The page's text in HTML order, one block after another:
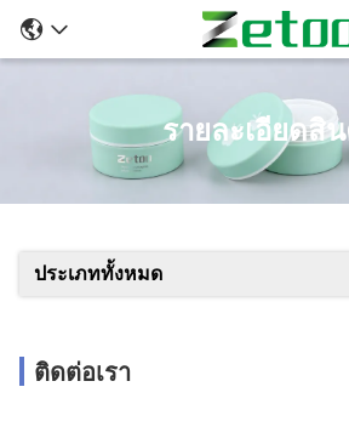
รายละเอียดสิ
ประเภททั้งหมด
ติดต่อเรา